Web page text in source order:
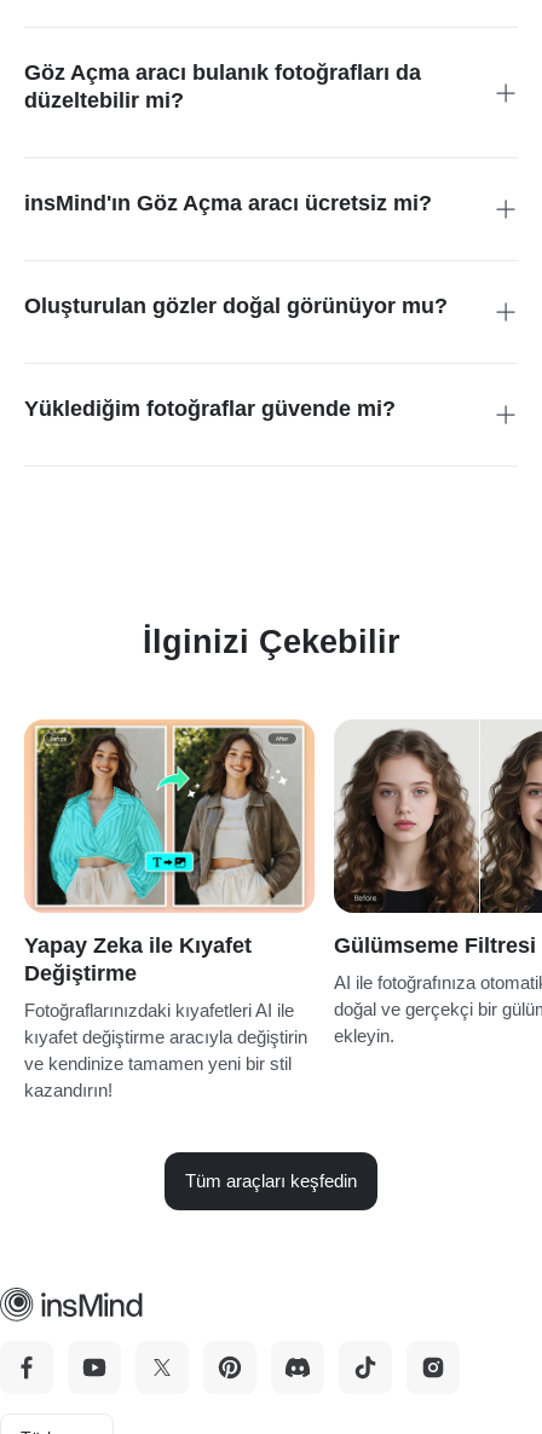
veya özel anılarını korumak isteyen herkes için idealdir.
Göz Açma aracı bulanık fotoğrafları da
düzeltebilir mi?
kullanılabilirliğini kaybetmez.
insMind'ın Göz Açma aracı ücretsiz mi?
satın alabilirsiniz.
Oluşturulan gözler doğal görünüyor mu?
görünür ve yüzün geri kalanıyla mükemmel uyum sağlar.
Yüklediğim fotoğraflar güvende mi?
İlginizi Çekebilir
Yapay Zeka ile Kıyafet
Değiştirme
Fotoğraflarınızdaki kıyafetleri AI ile
kıyafet değiştirme aracıyla değiştirin
ve kendinize tamamen yeni bir stil
kazandırın!
Gülümseme Filtresi
AI ile fotoğrafınıza
doğal ve gerçekçi bir
ekleyin.
Tüm araçları keşfedin